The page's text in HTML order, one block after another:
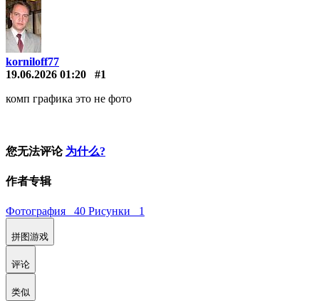
korniloff77
19.06.2026 01:20
#1
комп графика это не фото
您无法评论 为什么?
作者专辑
Фотография 40 Рисунки 1
拼图游戏
评论
类似